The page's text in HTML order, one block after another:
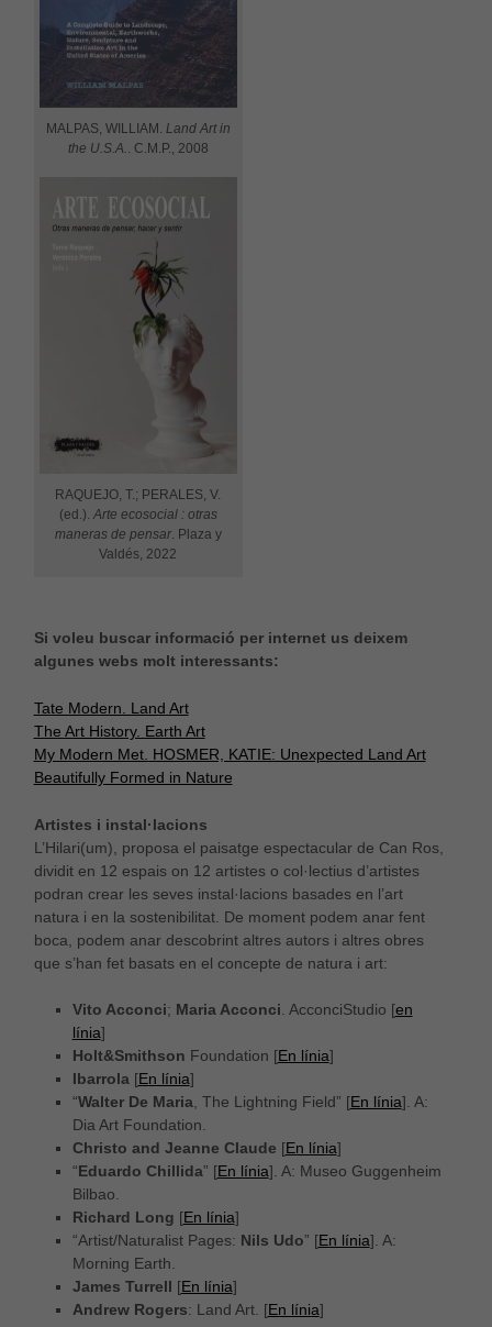
MALPAS, WILLIAM. Land Art in
the U.S.A.. C.M.P., 2008
RAQUEJO, T.; PERALES, V.
(ed.). Arte ecosocial : otras
maneras de pensar. Plaza y
Valdés, 2022
Si voleu buscar informació per internet us deixem
algunes webs molt interessants:
Tate Modern. Land Art
The Art History. Earth Art
My Modern Met. HOSMER, KATIE: Unexpected Land Art
Beautifully Formed in Nature
Artistes i instal·lacions
L’Hilari(um), proposa el paisatge espectacular de Can Ros,
dividit en 12 espais on 12 artistes o col·lectius d’artistes
podran crear les seves instal·lacions basades en l’art
natura i en la sostenibilitat. De moment podem anar fent
boca, podem anar descobrint altres autors i altres obres
que s’han fet basats en el concepte de natura i art:
Vito Acconci; Maria Acconci . AcconciStudio [en
línia]
Holt&Smithson Foundation [En línia]
Ibarrola [En línia]
“Walter De Maria , The Lightning Field” [En línia]. A:
Dia Art Foundation.
Christo and Jeanne Claude [En línia]
“Eduardo Chillida” [En línia]. A: Museo Guggenheim
Bilbao.
Richard Long [En línia]
“Artist/Naturalist Pages: Nils Udo” [En línia]. A:
Morning Earth.
James Turrell [En línia]
Andrew Rogers: Land Art. [En línia]